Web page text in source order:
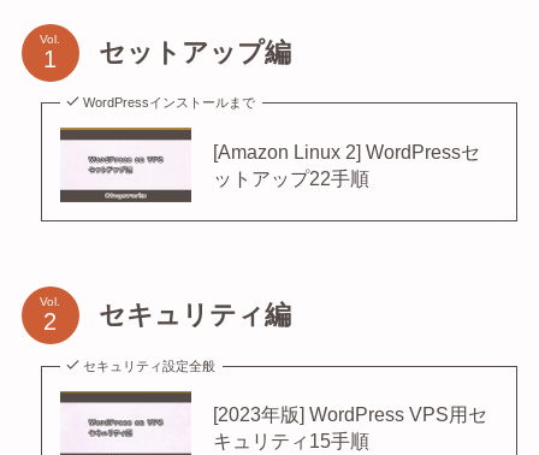
Vol. セットアップ編
WordPressインストールまで
[Amazon Linux 2] WordPressセ
ットアップ22手順
Vol. セキュリティ編
セキュリティ設定全般
[2023年版] WordPress VPS用セ
キュリティ15手順